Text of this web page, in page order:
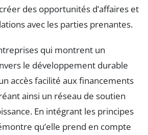
des opportunités d’affaires et
avec les parties prenantes.
qui montrent un
le développement durable
accès facilité aux financements
ainsi un réseau de soutien
En intégrant les principes
qu’elle prend en compte